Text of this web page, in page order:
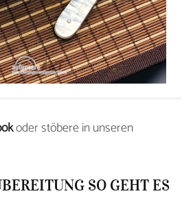
oder stöbere in unseren
SO GEHT ES